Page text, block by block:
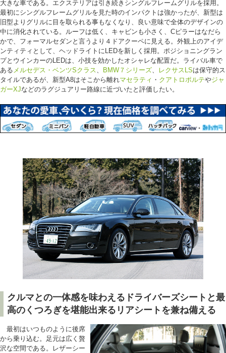
大きな車である。エクステリアは引き続きシングルフレームグリルを採用。
最初にシングルフレームグリルを見た時のインパクトは強かったが、新型は
旧型よりグリルに目を取られる事もなくなり、良い意味で全体のデザインの
中に消化されている。ルーフは低く、キャビンも小さく、Cピラーはなだら
かで、フォーマルセダンと言うより４ドアクーペに見える。外観上のアイデ
ンティティとして、ヘッドライトにLEDを新しく採用。ポジショニングラン
プとウインカーのLEDは、小技を効かしたオシャレな配置だ。ライバル車で
ある メルセデス・ベンツSクラス BMW７シリーズ レクサスLSは保守的ス
タイルであるが、新型A8はそこから離れマセラティ ・ クアトロポルテやジャ
ガーXJなどのラグジュアリー路線に近づいたと評価したい。
クルマとの一体感を味わえるドライバーズシートと最
高のくつろぎを堪能出来るリアシートを兼ね備える
最初はいつものように後席
から乗り込む。足元は広く贅
沢な空間である。レザーシー